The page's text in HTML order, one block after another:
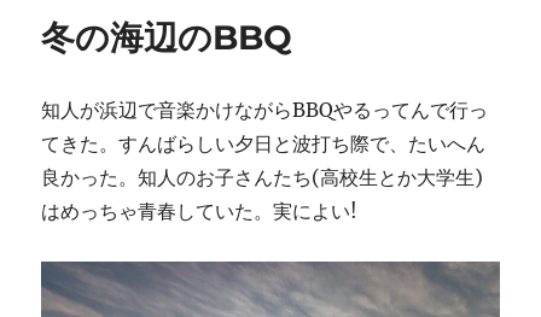
ー
冬の海辺のBBQ
知人が浜辺で音楽かけながらBBQやるってんで行っ
てきた。すんばらしい夕日と波打ち際で、たいへん
良かった。知人のお子さんたち(高校生とか大学生)
はめっちゃ青春していた。実によい!